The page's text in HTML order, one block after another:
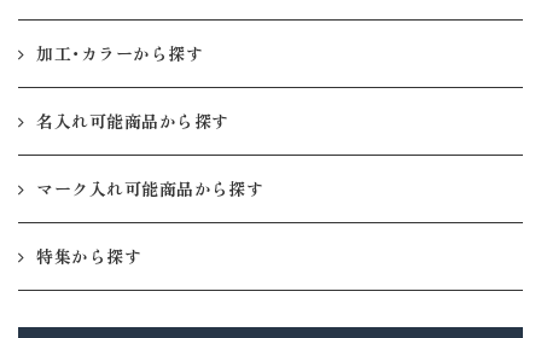
加工・カラーから探す
名入れ可能商品から探す
マーク入れ可能商品から探す
特集から探す